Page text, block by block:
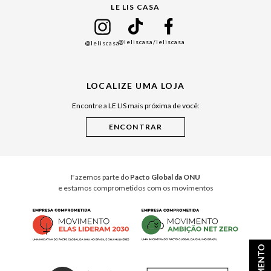
Cuidados Casa
LE LIS CASA
@leliscasa@leliscasa/leliscasa
LOCALIZE UMA LOJA
Encontre a LE LIS mais próxima de você:
Fazemos parte do Pacto Global da ONU
e estamos comprometidos com os movimentos